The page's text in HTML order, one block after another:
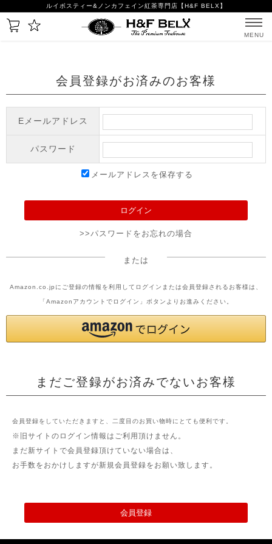
ルイボスティー&ノンカフェイン紅茶専門店【H&F BELX】
MENU
会員登録がお済みのお客様
Eメールアドレス
パスワード
メールアドレスを保存する
>>パスワードをお忘れの場合
または
Amazon.co.jpにご登録の情報を利用してログインまたは会員登録されるお客様は、
「Amazonアカウントでログイン」ボタンよりお進みください。
まだご登録がお済みでないお客様
会員登録をしていただきますと、二度目のお買い物時にとても便利です。
※旧サイトのログイン情報はご利用頂けません。
まだ新サイトで会員登録頂けていない場合は、
お手数をおかけしますが新規会員登録をお願い致します。